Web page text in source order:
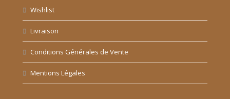
Wishlist
Livraison
Conditions Générales de Vente
Mentions Légales